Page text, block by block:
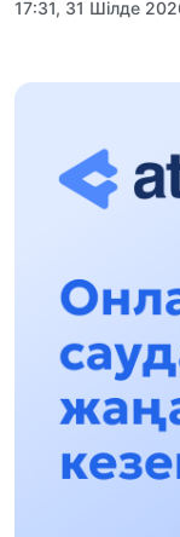
17:31, 31 Шілде
Халықаралық
13:13, 30 Шілде
12:01, 28 Шілде
Абзал
Алматы
16:15, 27 Шілде
Өскенбай